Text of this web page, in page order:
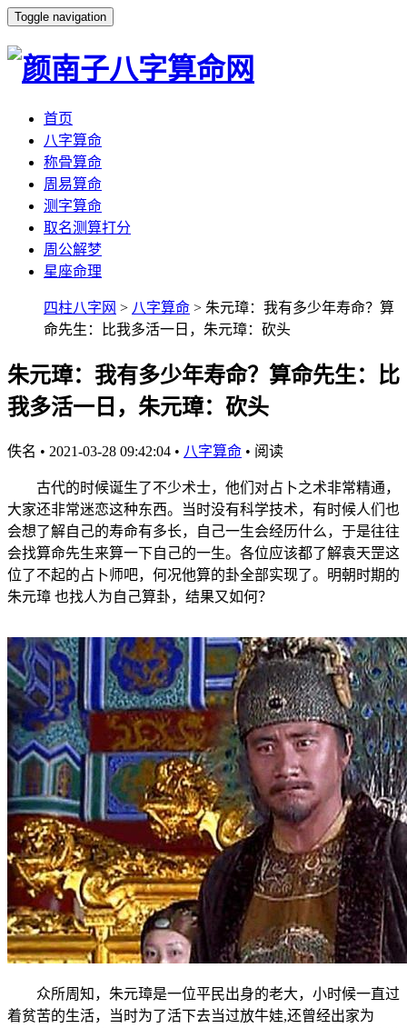
Toggle navigation
首页
八字算命
称骨算命
周易算命
测字算命
取名测算打分
周公解梦
星座命理
四柱八字网 > 八字算命 > 朱元璋：我有多少年寿命？算
命先生：比我多活一日，朱元璋：砍头
朱元璋：我有多少年寿命？算命先生：比
我多活一日，朱元璋：砍头
佚名 • 2021-03-28 09:42:04 • 八字算命 • 阅读
古代的时候诞生了不少术士，他们对占卜之术非常精通，
大家还非常迷恋这种东西。当时没有科学技术，有时候人们也
会想了解自己的寿命有多长，自己一生会经历什么，于是往往
会找算命先生来算一下自己的一生。各位应该都了解袁天罡这
位了不起的占卜师吧，何况他算的卦全部实现了。明朝时期的
朱元璋 也找人为自己算卦，结果又如何？
众所周知，朱元璋是一位平民出身的老大，小时候一直过
着贫苦的生活，当时为了活下去当过放牛娃,还曾经出家为